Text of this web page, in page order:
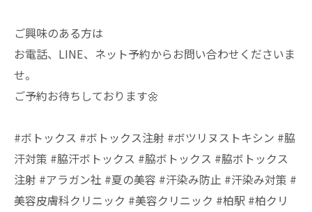
ご興味のある方は
お電話、LINE、ネット予約からお問い合わせくださいま
せ。
ご予約お待ちしております🌼
#ボトックス #ボトックス注射 #ボツリヌストキシン #脇
汗対策 #脇汗ボトックス #脇ボトックス #脇ボトックス
注射 #アラガン社 #夏の美容 #汗染み防止 #汗染み対策 #
美容皮膚科クリニック #美容クリニック #柏駅 #柏クリ